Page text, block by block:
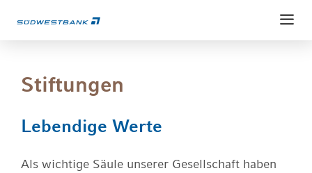
Weiter
Weiter
Konten & Karten
Stiftungen
Lebendige Werte
Als wichtige Säule unserer Gesellschaft haben